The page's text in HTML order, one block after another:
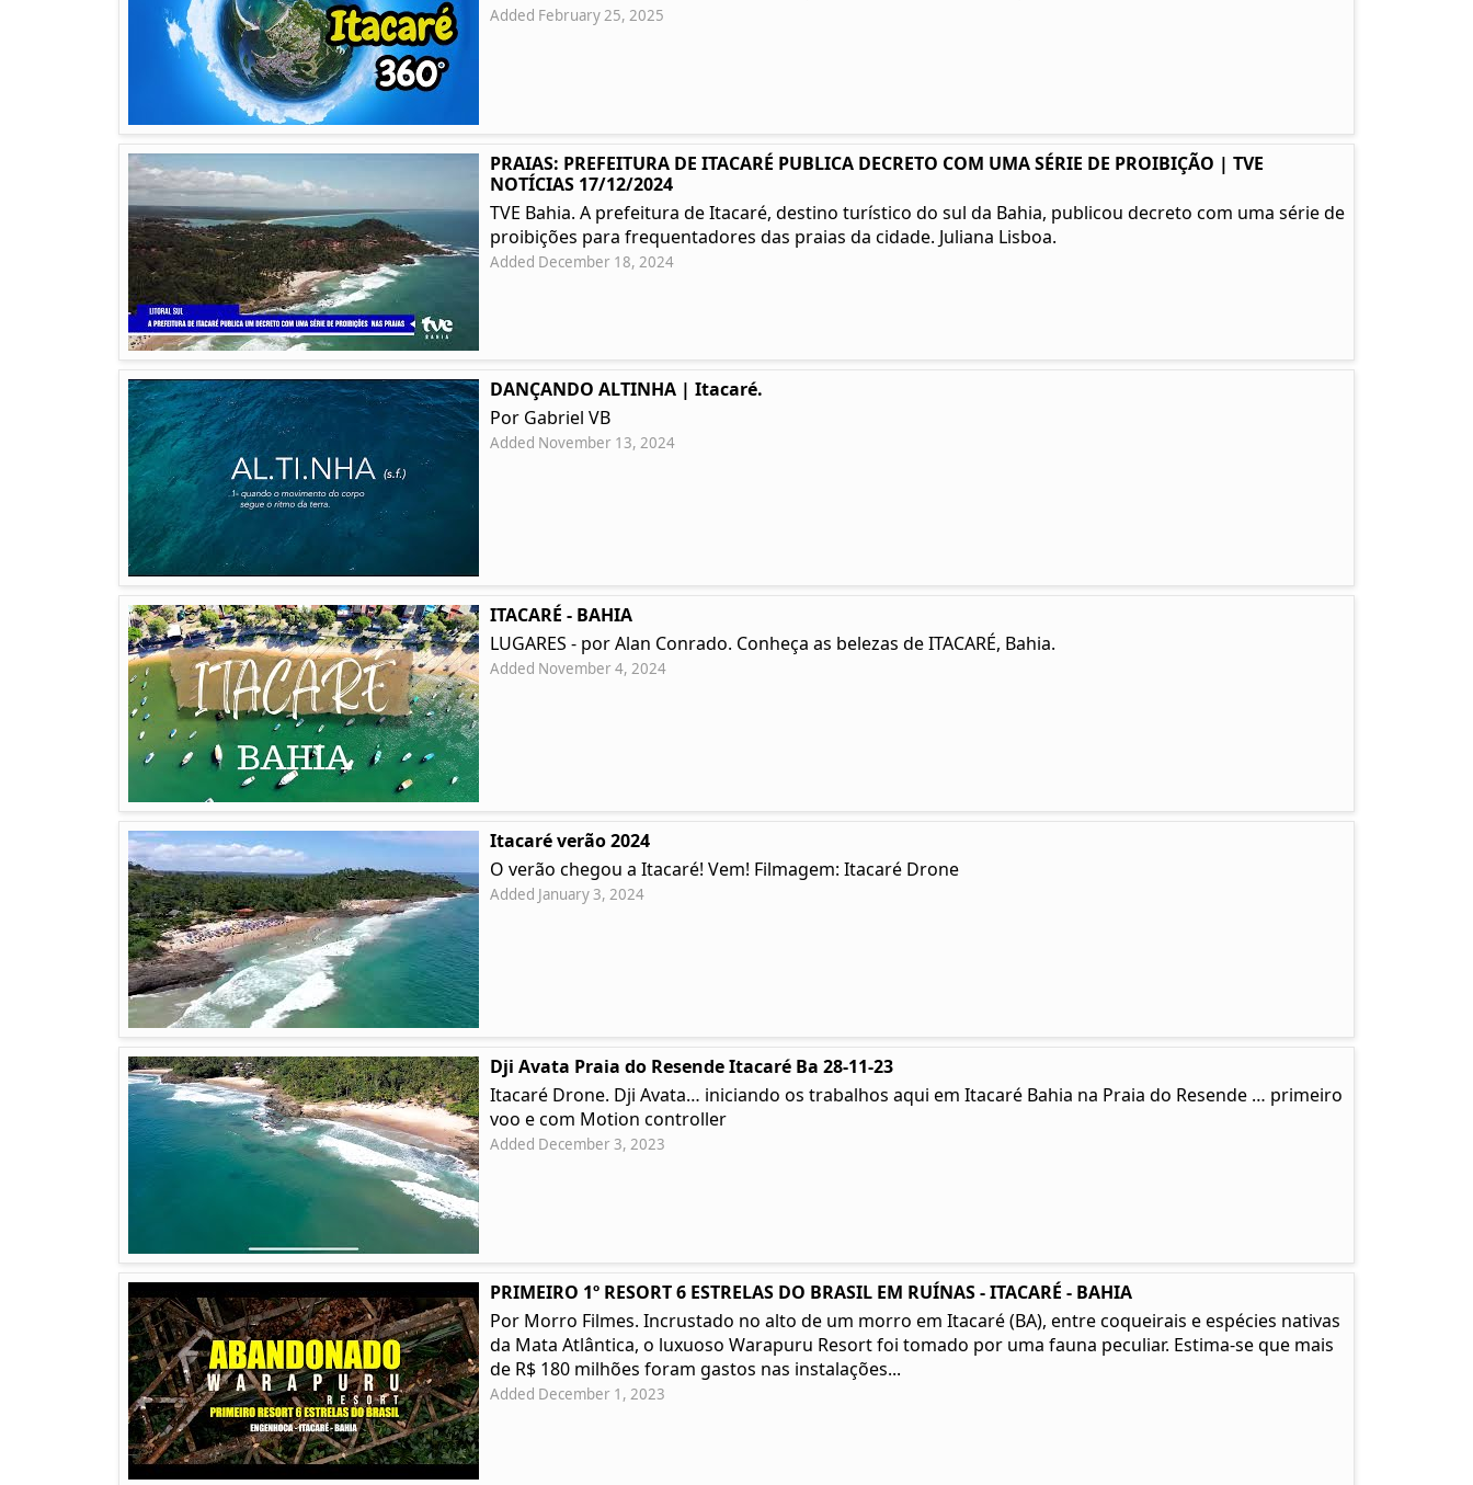
Added February 25, 2025
PRAIAS: PREFEITURA DE ITACARÉ PUBLICA DECRETO COM UMA SÉRIE DE PROIBIÇÃO | TVE
NOTÍCIAS 17/12/2024
TVE Bahia. A prefeitura de Itacaré, destino turístico do sul da Bahia, publicou decreto com uma série de
proibições para frequentadores das praias da cidade. Juliana Lisboa.
Added December 18, 2024
DANÇANDO ALTINHA | Itacaré.
Por Gabriel VB
Added November 13, 2024
ITACARÉ - BAHIA
LUGARES - por Alan Conrado. Conheça as belezas de ITACARÉ, Bahia.
Added November 4, 2024
Itacaré verão 2024
O verão chegou a Itacaré! Vem! Filmagem: Itacaré Drone
Added January 3, 2024
Dji Avata Praia do Resende Itacaré Ba 28-11-23
Itacaré Drone. Dji Avata… iniciando os trabalhos aqui em Itacaré Bahia na Praia do Resende … primeiro
voo e com Motion controller
Added December 3, 2023
PRIMEIRO 1º RESORT 6 ESTRELAS DO BRASIL EM RUÍNAS - ITACARÉ - BAHIA
Por Morro Filmes. Incrustado no alto de um morro em Itacaré (BA), entre coqueirais e espécies nativas
da Mata Atlântica, o luxuoso Warapuru Resort foi tomado por uma fauna peculiar. Estima-se que mais
de R$ 180 milhões foram gastos nas instalações...
Added December 1, 2023